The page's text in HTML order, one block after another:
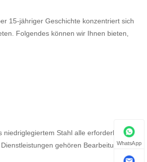
15-jähriger Geschichte konzentriert sich
Folgendes können wir Ihnen bieten,
niedriglegiertem Stahl alle erforderlichen
gehören Bearbeitung,WhatsApp